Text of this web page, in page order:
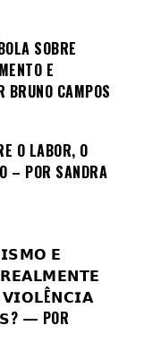
SOBRE
E
BRUNO CAMPOS
O LABOR, O
– POR SANDRA
𝗘
— POR